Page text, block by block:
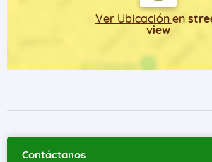
Ver Ubicación en
view
Contáctanos